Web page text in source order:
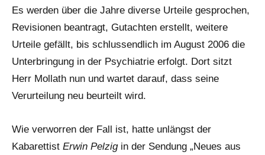
Es werden über die Jahre diverse Urteile gesprochen,
Revisionen beantragt, Gutachten erstellt, weitere
Urteile gefällt, bis schlussendlich im August 2006 die
Unterbringung in der Psychiatrie erfolgt. Dort sitzt
Herr Mollath nun und wartet darauf, dass seine
Verurteilung neu beurteilt wird.
Wie verworren der Fall ist, hatte unlängst der
Kabarettist Erwin Pelzigin der Sendung „Neues aus